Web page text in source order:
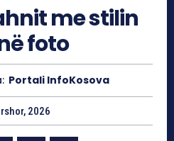
me stilin
foto
Portali InfoKosova
2026